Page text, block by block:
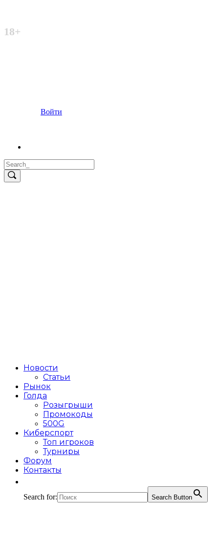
18+
Войти
Новости
Статьи
Рынок
Голда
Розыгрыши
Промокоды
500G
Киберспорт
Топ игроков
Турниры
Форум
Контакты
Search for: Search Button